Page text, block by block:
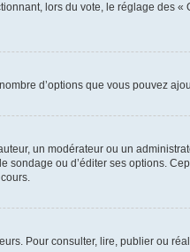
lors du vote, le réglage
d’options que vous pouvez
un modérateur ou un
sondage ou d’éditer ses options.
Pour consulter, lire, publier ou